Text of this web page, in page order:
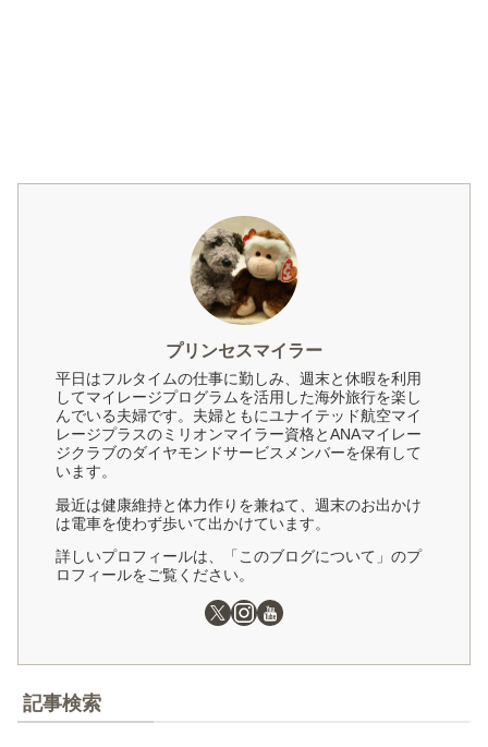
プリンセスマイラー
平日はフルタイムの仕事に勤しみ、週末と休暇を利用
してマイレージプログラムを活用した海外旅行を楽し
んでいる夫婦です。夫婦ともにユナイテッド航空マイ
レージプラスのミリオンマイラー資格とANAマイレー
ジクラブのダイヤモンドサービスメンバーを保有して
います。
最近は健康維持と体力作りを兼ねて、週末のお出かけ
は電車を使わず歩いて出かけています。
詳しいプロフィールは、「このブログについて」のプ
ロフィールをご覧ください。
記事検索